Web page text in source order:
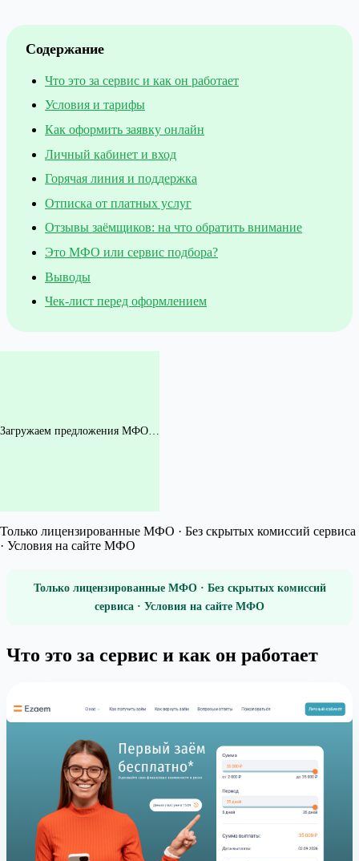
Содержание
Что это за сервис и как он работает
Условия и тарифы
Как оформить заявку онлайн
Личный кабинет и вход
Горячая линия и поддержка
Отписка от платных услуг
Отзывы заёмщиков: на что обратить внимание
Это МФО или сервис подбора?
Выводы
Чек-лист перед оформлением
Загружаем предложения МФО…
Только лицензированные МФО · Без скрытых комиссий сервиса
· Условия на сайте МФО
Только лицензированные МФО · Без скрытых комиссий
сервиса · Условия на сайте МФО
Что это за сервис и как он работает